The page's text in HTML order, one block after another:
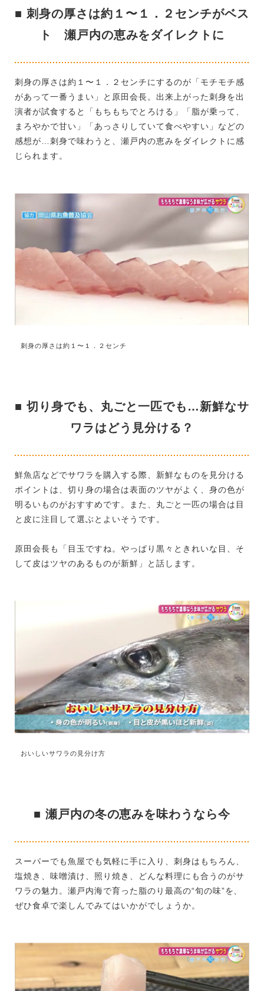
■ 刺身の厚さは約１〜１．２センチがベス
ト 瀬戸内の恵みをダイレクトに
刺身の厚さは約１〜１．２センチにするのが「モチモチ感
があって一番うまい」と原田会長。出来上がった刺身を出
演者が試食すると「もちもちでとろける」「脂が乗って、
まろやかで甘い」「あっさりしていて食べやすい」などの
感想が…刺身で味わうと、瀬戸内の恵みをダイレクトに感
じられます。
刺身の厚さは約１〜１．２センチ
■ 切り身でも、丸ごと一匹でも…新鮮なサ
ワラはどう見分ける？
鮮魚店などでサワラを購入する際、新鮮なものを見分ける
ポイントは、切り身の場合は表面のツヤがよく、身の色が
明るいものがおすすめです。また、丸ごと一匹の場合は目
と皮に注目して選ぶとよいそうです。
原田会長も「目玉ですね。やっぱり黒々ときれいな目、そ
して皮はツヤのあるものが新鮮」と話します。
おいしいサワラの見分け方
■ 瀬戸内の冬の恵みを味わうなら今
スーパーでも魚屋でも気軽に手に入り、刺身はもちろん、
塩焼き、味噌漬け、照り焼き、どんな料理にも合うのがサ
ワラの魅力。瀬戸内海で育った脂のり最高の“旬の味”を、
ぜひ食卓で楽しんでみてはいかがでしょうか。